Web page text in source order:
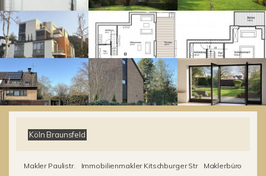
Köln Braunsfeld
Makler Paulistr. Immobilienmakler Kitschburger Str
Maklerbüro